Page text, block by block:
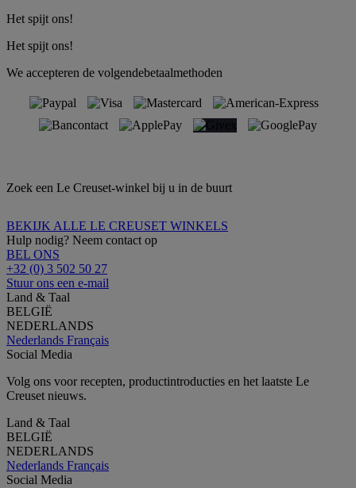
Het spijt ons!
Het spijt ons!
We accepteren de volgendebetaalmethoden
Zoek een Le Creuset-winkel bij u in de buurt
BEKIJK ALLE LE CREUSET WINKELS
Hulp nodig? Neem contact op
BEL ONS
+32 (0) 3 502 50 27
Stuur ons een e-mail
Land & Taal
BELGIË
NEDERLANDS
Nederlands Français
Social Media
Volg ons voor recepten, productintroducties en het laatste Le
Creuset nieuws.
Land & Taal
BELGIË
NEDERLANDS
Nederlands Français
Social Media